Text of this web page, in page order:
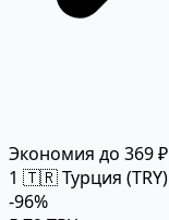
Экономия до 369 ₽
1 🇹🇷 Турция (TRY)
-96%